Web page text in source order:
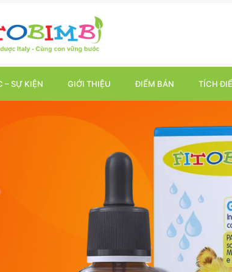
– SỰ KIỆN GIỚI THIỆU ĐIỂM BÁN TÍCH